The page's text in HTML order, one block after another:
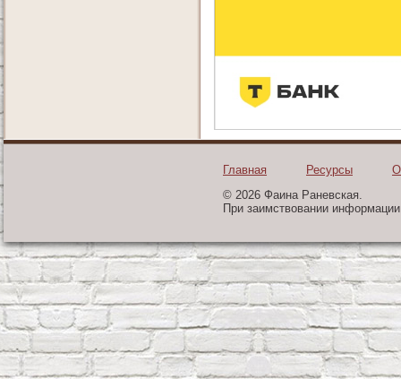
Главная Ресурсы
© 2026 Фаина Раневская.
При заимствовании